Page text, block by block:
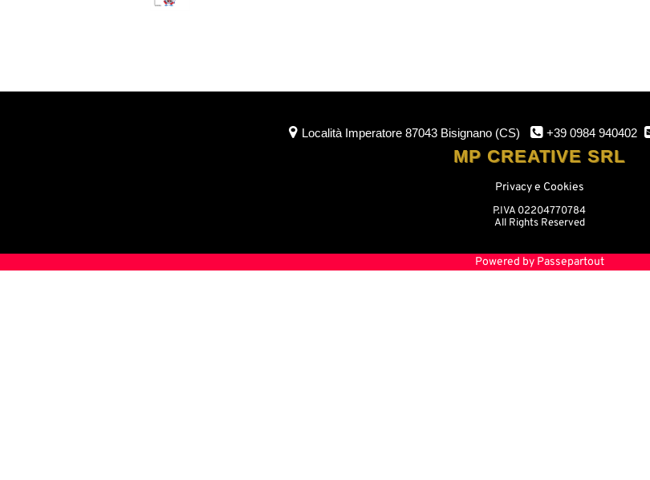
Località Imperatore87043 Bisignano (CS) +39 0984 940402
MP CREATIVE SRL
Privacy e Cookies
P.IVA 02204770784
All Rights Reserved
Powered by Passepartout